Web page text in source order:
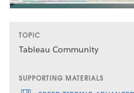
TOPIC
Tableau Community
SUPPORTING MATERIALS